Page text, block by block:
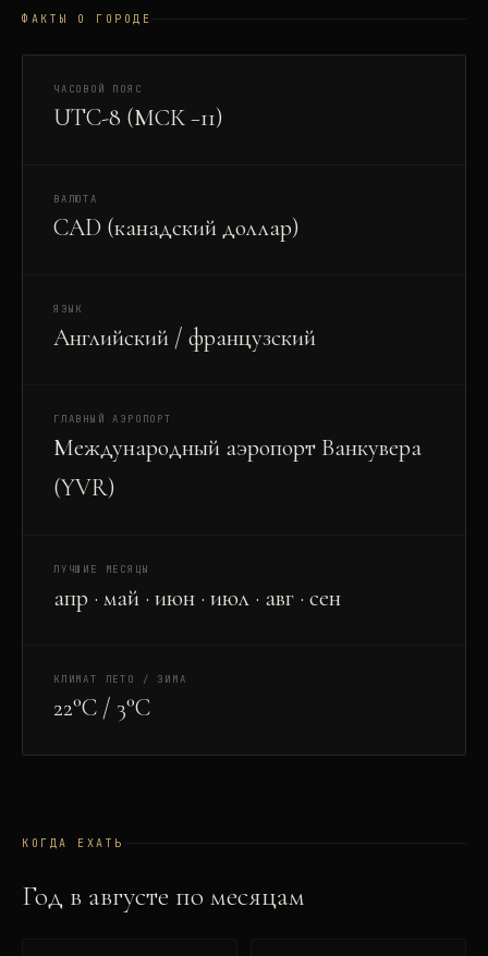
ФАКТЫ О ГОРОДЕ
ЧАСОВОЙ ПОЯС
UTC-8 (МСК −11)
ВАЛЮТА
CAD (канадский доллар)
ЯЗЫК
Английский / французский
ГЛАВНЫЙ АЭРОПОРТ
Международный аэропорт Ванкувера
(YVR)
ЛУЧШИЕ МЕСЯЦЫ
апр · май · июн · июл · авг · сен
КЛИМАТ ЛЕТО / ЗИМА
22°C / 3°C
КОГДА ЕХАТЬ
Год в августе по месяцам